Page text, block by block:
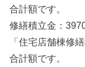
合計額です。
修繕積立金：
「住宅店舗棟修
合計額です。